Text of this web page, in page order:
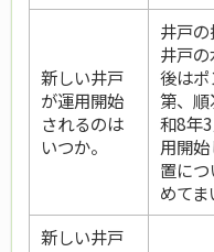
新しい井戸
が運用開始
されるのは
いつか。
井戸
井戸
後は
第、
和8年
用開
置に
めてま
新しい井戸